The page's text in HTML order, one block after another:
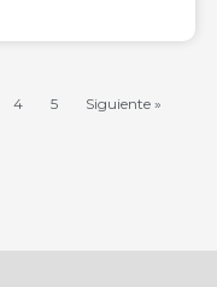
4 5 Siguiente »